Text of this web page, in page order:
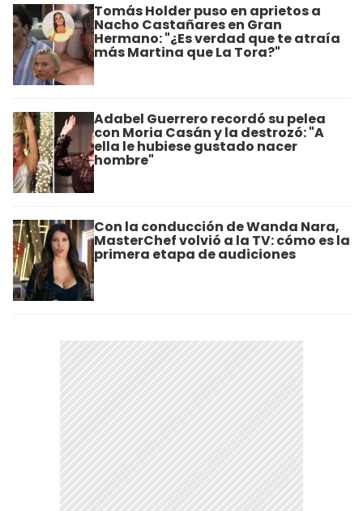
Tomás Holder puso en aprietos a
Nacho Castañares en Gran
Hermano: "¿Es verdad que te atraía
más Martina que La Tora?"
Adabel Guerrero recordó su pelea
con Moria Casán y la destrozó: "A
ella le hubiese gustado nacer
hombre"
Con la conducción de Wanda Nara,
MasterChef volvió a la TV: cómo es la
primera etapa de audiciones